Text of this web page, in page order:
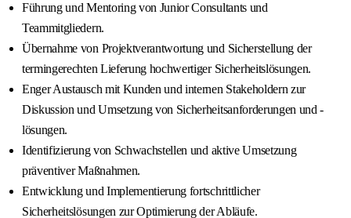
Führung und Mentoring von Junior Consultants und
Teammitgliedern.
Übernahme von Projektverantwortung und Sicherstellung der
termingerechten Lieferung hochwertiger Sicherheitslösungen.
Enger Austausch mit Kunden und internen Stakeholdern zur
Diskussion und Umsetzung von Sicherheitsanforderungen und -
lösungen.
Identifizierung von Schwachstellen und aktive Umsetzung
präventiver Maßnahmen.
Entwicklung und Implementierung fortschrittlicher
Sicherheitslösungen zur Optimierung der Abläufe.